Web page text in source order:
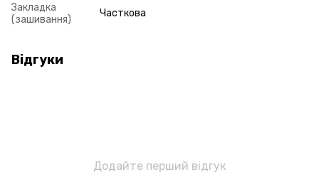
Закладка
(зашивання)
Часткова
Відгуки
Додайте перший відгук